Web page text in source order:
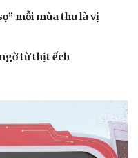
mỗi mùa thu là vị
từ thịt ếch